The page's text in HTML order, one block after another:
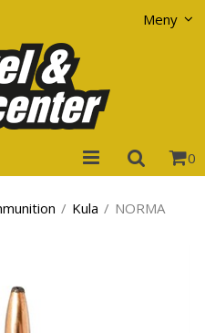
Meny
0
/ Kula / NORMA